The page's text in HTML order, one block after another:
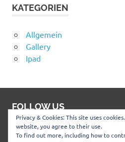
KATEGORIEN
Allgemein
Gallery
Ipad
FOLLOW US
Profil
von
Profil
von
Privacy & Cookies: This site uses
website, you agree to their use.
To find out more, including how to